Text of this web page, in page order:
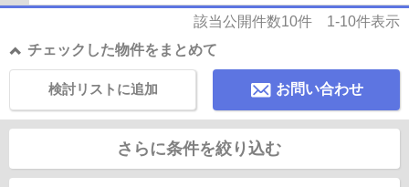
該当公開件数10件 1-10件表示
チェックした物件をまとめて
お問い合わせ
検討リストに追加
さらに条件を絞り込む